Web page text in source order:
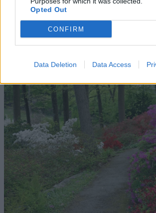
Opted Out
CONFIRM
Data Deletion Data Access
érdemes meglátogatni
ÉLŐ BOLYGÓNK Granát-Galló Tímea